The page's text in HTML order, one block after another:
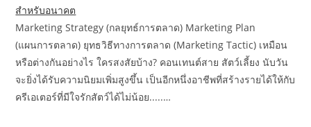
สำหรับอนาคต
Marketing Strategy (กลยุทธ์การตลาด) Marketing Plan
(แผนการตลาด) ยุทธวิธีทางการตลาด (Marketing Tactic) เหมือน
หรือต่างกันอย่างไร ใครสงสัยบ้าง? คอนเทนต์สาย สัตว์เลี้ยง นับวัน
จะยิ่งได้รับความนิยมเพิ่มสูงขึ้น เป็นอีกหนึ่งอาชีพที่สร้างรายได้ให้กับ
ครีเอเตอร์ที่มีใจรักสัตว์ได้ไม่น้อย.....…